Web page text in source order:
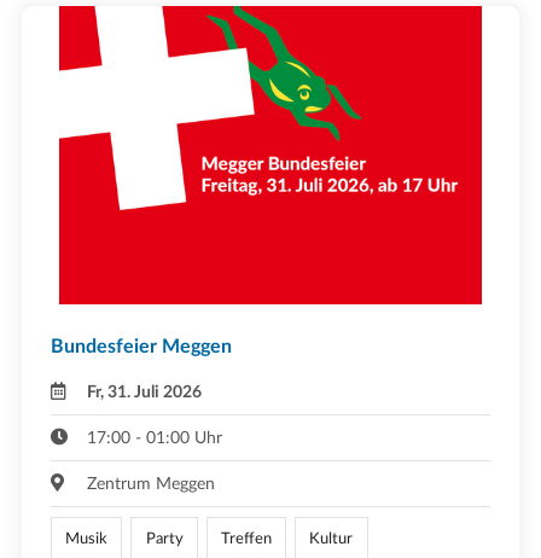
Bundesfeier Meggen
Fr, 31. Juli 2026
17:00 - 01:00 Uhr
Zentrum Meggen
Musik Party Treffen Kultur